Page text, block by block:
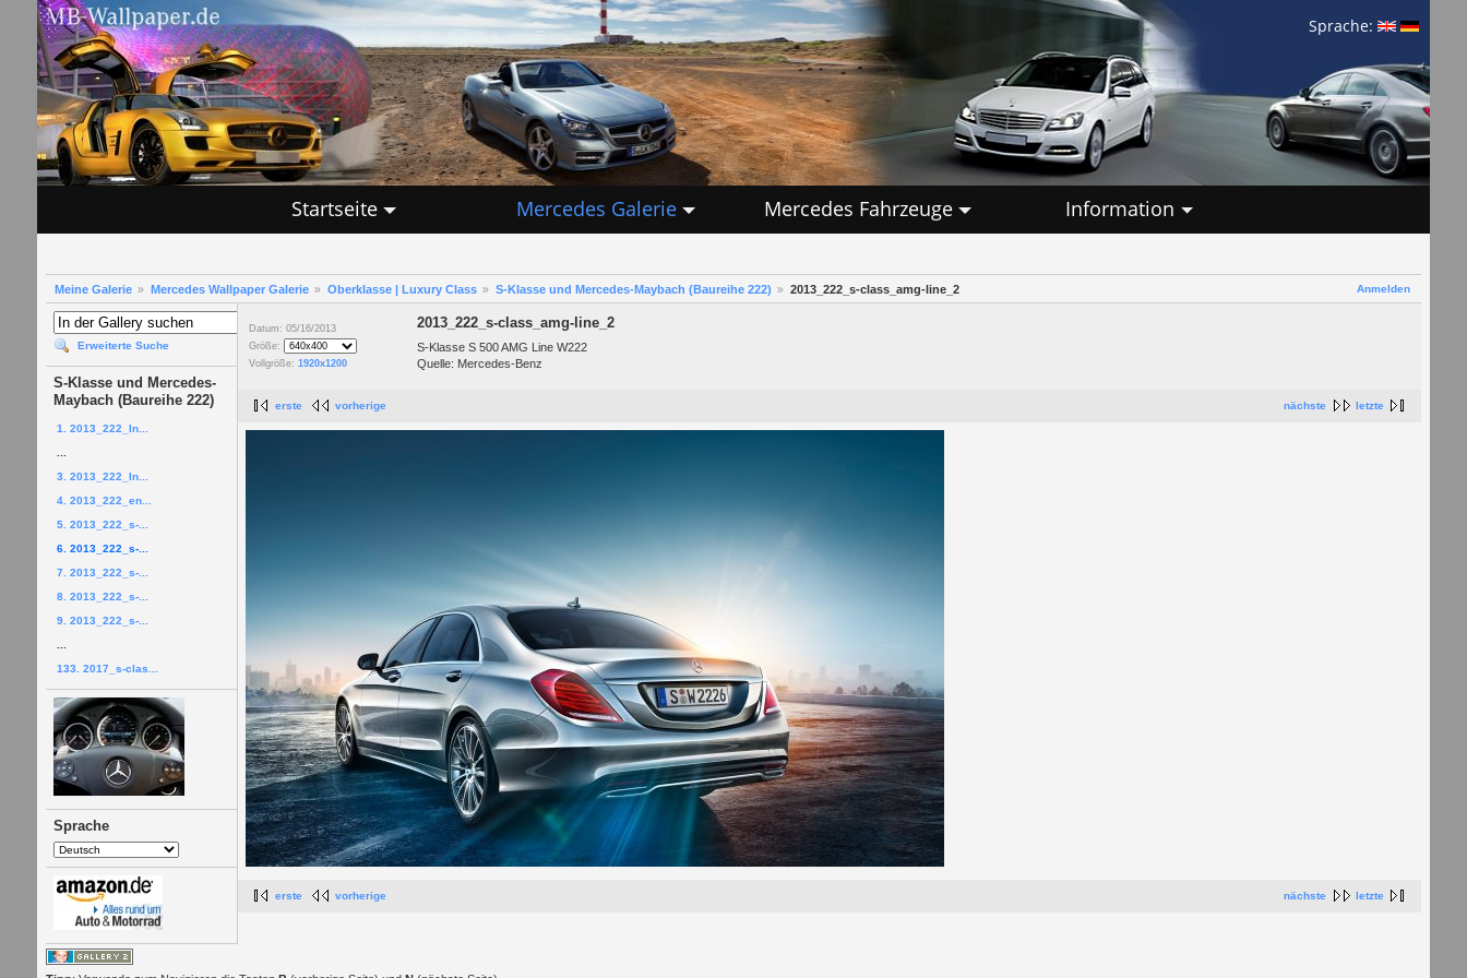
Sprache:
Startseite Mercedes Galerie Mercedes Fahrzeuge Information
Anmelden
Meine Galerie Mercedes Wallpaper Galerie Oberklasse | Luxury Class S-Klasse und Mercedes-Maybach (Baureihe 222) 2013_222_s-class_amg-line_2
Erweiterte Suche
S-Klasse und Mercedes-
Maybach (Baureihe 222)
1. 2013_222_In...
3. 2013_222_In...
4. 2013_222_en...
5. 2013_222_s-...
6. 2013_222_s-...
7. 2013_222_s-...
8. 2013_222_s-...
9. 2013_222_s-...
133. 2017_s-clas...
Sprache
Datum: 05/16/2013
Größe:
Vollgröße: 1920x1200
2013_222_s-class_amg-line_2
S-Klasse S 500 AMG Line W222
Quelle: Mercedes-Benz
nächste letzte
erste vorherige
nächste letzte
erste vorherige